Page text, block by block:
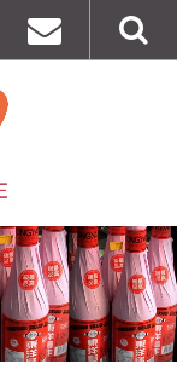
櫃專車 預約專